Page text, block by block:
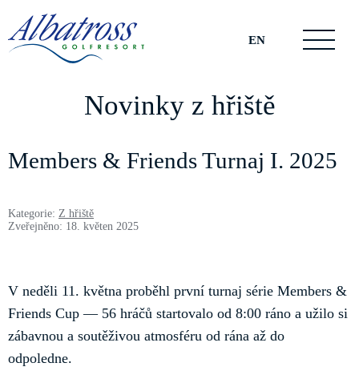
EN
Novinky z hřiště
Members & Friends Turnaj I. 2025
Kategorie: Z hřiště
Zveřejněno: 18. květen 2025
V neděli 11. května proběhl první turnaj série Members &
Friends Cup — 56 hráčů startovalo od 8:00 ráno a užilo si
zábavnou a soutěživou atmosféru od rána až do
odpoledne.